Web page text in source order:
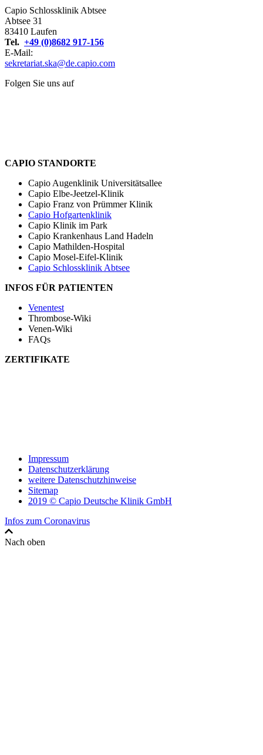
Capio Schlossklinik Abtsee
Abtsee 31
83410 Laufen
Tel. +49 (0)8682 917-156
E-Mail:
sekretariat.ska@de.capio.com
Folgen Sie uns auf
CAPIO STANDORTE
Capio Augenklinik Universitätsallee
Capio Elbe-Jeetzel-Klinik
Capio Franz von Prümmer Klinik
Capio Hofgartenklinik
Capio Klinik im Park
Capio Krankenhaus Land Hadeln
Capio Mathilden-Hospital
Capio Mosel-Eifel-Klinik
Capio Schlossklinik Abtsee
INFOS FÜR PATIENTEN
Venentest
Thrombose-Wiki
Venen-Wiki
FAQs
ZERTIFIKATE
Impressum
Datenschutzerklärung
weitere Datenschutzhinweise
Sitemap
2019 © Capio Deutsche Klinik GmbH
Infos zum Coronavirus
Nach oben